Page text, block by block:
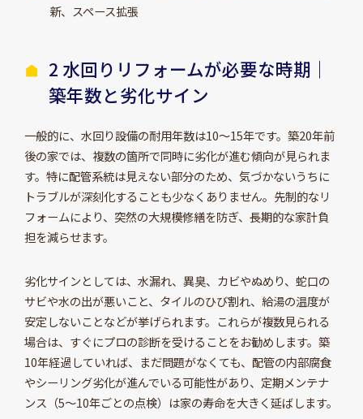
新、スペース拡張
2 水回りリフォームが必要な時期｜
築年数と劣化サイン
一般的に、水回り設備の耐用年数は10～15年です。築20年前
後の家では、複数の箇所で同時に劣化が進む傾向が見られま
す。特に配管系統は見えない部分のため、気づかないうちに
トラブルが深刻化することも少なくありません。先制的なリ
フォームにより、突然の大規模修繕を防ぎ、長期的な家計負
担を減らせます。
劣化サインとしては、水漏れ、異臭、カビやぬめり、蛇口の
サビや水の出が悪いこと、タイルのひび割れ、給湯の温度が
安定しないことなどが挙げられます。これらが複数見られる
場合は、すぐにプロの診断を受けることをお勧めします。築
10年経過していれば、まだ問題がなくても、配管の内部腐食
やシーリング劣化が進んでいる可能性があり、定期メンテナ
ンス（5～10年ごとの点検）は家の寿命を大きく延ばします。